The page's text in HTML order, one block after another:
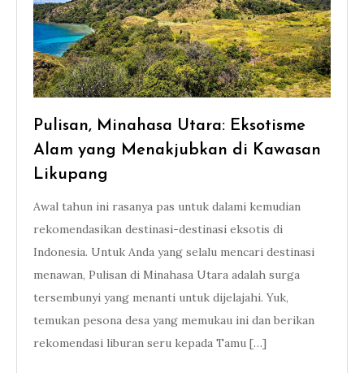
Pulisan, Minahasa Utara: Eksotisme
Alam yang Menakjubkan di Kawasan
Likupang
Awal tahun ini rasanya pas untuk dalami kemudian
rekomendasikan destinasi-destinasi eksotis di
Indonesia. Untuk Anda yang selalu mencari destinasi
menawan, Pulisan di Minahasa Utara adalah surga
tersembunyi yang menanti untuk dijelajahi. Yuk,
temukan pesona desa yang memukau ini dan berikan
rekomendasi liburan seru kepada Tamu […]